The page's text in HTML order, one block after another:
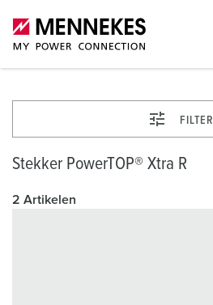
FILTER
Stekker PowerTOP® Xtra R
2 Artikelen